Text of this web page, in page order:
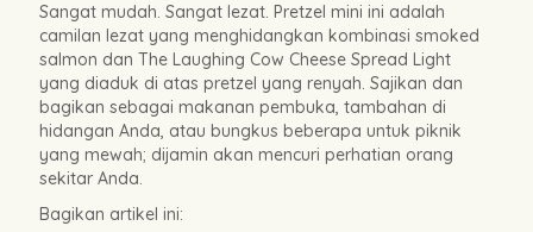
Sangat mudah. Sangat lezat. Pretzel mini ini adalah
camilan lezat yang menghidangkan kombinasi smoked
salmon dan The Laughing Cow Cheese Spread Light
yang diaduk di atas pretzel yang renyah. Sajikan dan
bagikan sebagai makanan pembuka, tambahan di
hidangan Anda, atau bungkus beberapa untuk piknik
yang mewah; dijamin akan mencuri perhatian orang
sekitar Anda.
Bagikan artikel ini: